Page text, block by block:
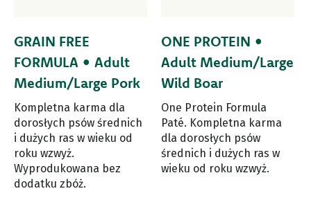
GRAIN FREE
FORMULA • Adult
Medium/Large Pork
Kompletna karma dla
dorosłych psów średnich
i dużych ras w wieku od
roku wzwyż.
Wyprodukowana bez
dodatku zbóż.
ONE PROTEIN •
Adult Medium/Large
Wild Boar
One Protein Formula
Paté. Kompletna karma
dla dorosłych psów
średnich i dużych ras w
wieku od roku wzwyż.